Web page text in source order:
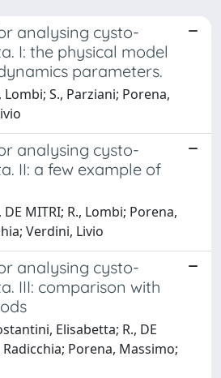
analysing cysto-
I: the physical model
parameters.
Lombi; S., Parziani; Porena,
analysing cysto-
II: a few example of
DE MITRI; R., Lombi; Porena,
Verdini, Livio
analysing cysto-
III: comparison with
Elisabetta; R., DE
Radicchia; Porena, Massimo;